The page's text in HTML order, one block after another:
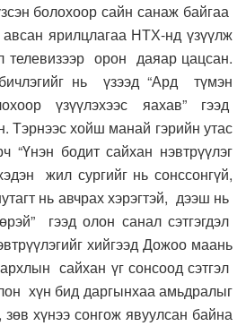
болохоор сайн санаж байгаа
ярилцлагаа НТХ-нд үзүүлж
телевизээр орон даяар цацсан.
нь үзээд “Ард түмэн
үзүүлэхээс яахав” гээд
Тэрнээс хойш манай гэрийн утас
“Үнэн бодит сайхан нэвтрүүлэг
жил сургийг нь сонссонгүй,
нь авчрах хэрэгтэй, дээш нь
гээд олон санал сэтгэгдэл
хийгээд Дожоо маань
сайхан үг сонсоод сэтгэл
хүн бид даргынхаа амьдралыг
хүнээ сонгож явуулсан байна